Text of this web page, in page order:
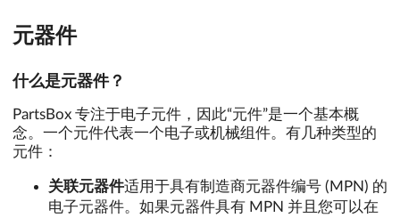
元器件
什么是元器件？
PartsBox 专注于电子元件，因此“元件”是一个基本概
念。一个元件代表一个电子或机械组件。有几种类型的
元件：
关联元器件适用于具有制造商元器件编号 (MPN) 的
电子元器件。如果元器件具有 MPN 并且您可以在